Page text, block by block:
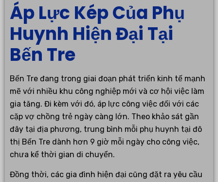
Áp Lực Kép Của Phụ
Huynh Hiện Đại Tại
Bến Tre
Bến Tre đang trong giai đoạn phát triển kinh tế mạnh
mẽ với nhiều khu công nghiệp mới và cơ hội việc làm
gia tăng. Đi kèm với đó, áp lực công việc đối với các
cặp vợ chồng trẻ ngày càng lớn. Theo khảo sát gần
đây tại địa phương, trung bình mỗi phụ huynh tại đô
thị Bến Tre dành hơn 9 giờ mỗi ngày cho công việc,
chưa kể thời gian di chuyển.
Đồng thời, các gia đình hiện đại cũng đặt ra yêu cầu